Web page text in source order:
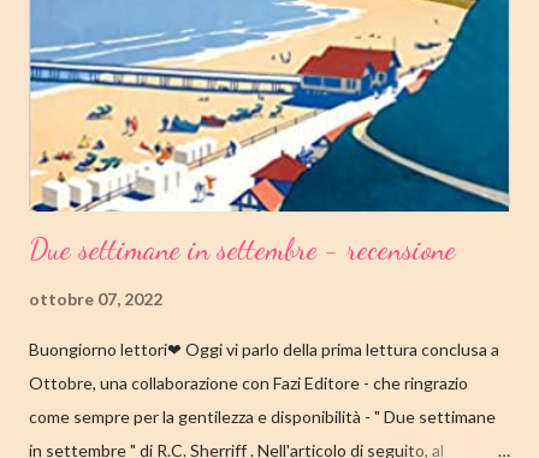
internazionale. La piccola Tove è cresciuta in fretta: costretta ad
abbandonare la scuola molto presto, a quattordici anni compie i
primi passi nel mondo del lavoro. Indossato il vestito buono e
infilato il ...
Due settimane in settembre - recensione
ottobre 07, 2022
Buongiorno lettori❤ Oggi vi parlo della prima lettura conclusa a
Ottobre, una collaborazione con Fazi Editore - che ringrazio
come sempre per la gentilezza e disponibilità - " Due settimane
in settembre " di R.C. Sherriff . Nell'articolo di seguito, al